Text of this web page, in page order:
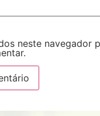
neste navegador